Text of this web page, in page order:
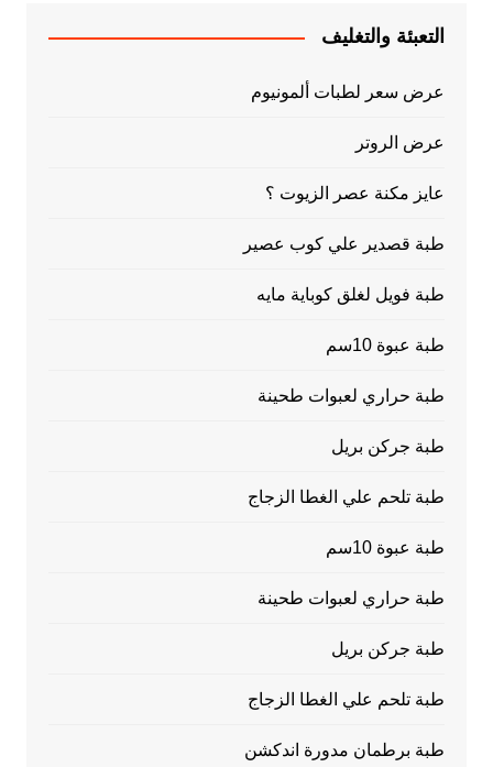
التعبئة والتغليف
عرض سعر لطبات ألمونيوم
عرض الروتر
عايز مكنة عصر الزيوت ؟
طبة قصدير علي كوب عصير
طبة فويل لغلق كوباية مايه
طبة عبوة 10سم
طبة حراري لعبوات طحينة
طبة جركن بريل
طبة تلحم علي الغطا الزجاج
طبة عبوة 10سم
طبة حراري لعبوات طحينة
طبة جركن بريل
طبة تلحم علي الغطا الزجاج
طبة برطمان مدورة اندكشن